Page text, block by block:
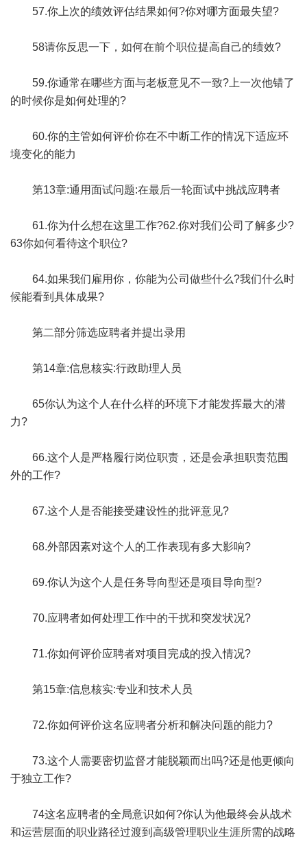
57.你上次的绩效评估结果如何?你对哪方面最失望?
58请你反思一下，如何在前个职位提高自己的绩效?
59.你通常在哪些方面与老板意见不一致?上一次他错了
的时候你是如何处理的?
60.你的主管如何评价你在不中断工作的情况下适应环
境变化的能力
第13章:通用面试问题:在最后一轮面试中挑战应聘者
61.你为什么想在这里工作?62.你对我们公司了解多少?
63你如何看待这个职位?
64.如果我们雇用你，你能为公司做些什么?我们什么时
候能看到具体成果?
第二部分筛选应聘者并提出录用
第14章:信息核实:行政助理人员
65你认为这个人在什么样的环境下才能发挥最大的潜
力?
66.这个人是严格履行岗位职责，还是会承担职责范围
外的工作?
67.这个人是否能接受建设性的批评意见?
68.外部因素对这个人的工作表现有多大影响?
69.你认为这个人是任务导向型还是项目导向型?
70.应聘者如何处理工作中的干扰和突发状况?
71.你如何评价应聘者对项目完成的投入情况?
第15章:信息核实:专业和技术人员
72.你如何评价这名应聘者分析和解决问题的能力?
73.这个人需要密切监督才能脱颖而出吗?还是他更倾向
于独立工作?
74这名应聘者的全局意识如何?你认为他最终会从战术
和运营层面的职业路径过渡到高级管理职业生涯所需的战略